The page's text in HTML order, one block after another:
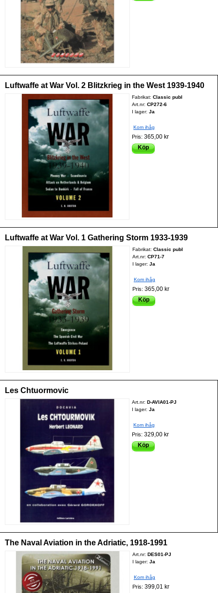
Luftwaffe at War Vol. 2 Blitzkrieg in the West 1939-1940
Fabrikat:Classic publ
Art.nr:CP272-6
I lager: Ja
Kom ihåg
Pris:365,00 kr
Köp
Luftwaffe at War Vol. 1 Gathering Storm 1933-1939
Fabrikat: Classic publ
Art.nr: CP71-7
I lager: Ja
Kom ihåg
Pris: 365,00 kr
Köp
Les Chtuormovic
Art.nr:D-AVIA01-PJ
I lager: Ja
Kom ihåg
Pris:329,00 kr
Köp
The Naval Aviation in the Adriatic, 1918-1991
Art.nr: DES01-PJ
I lager: Ja
Kom ihåg
Pris: 399,01 kr